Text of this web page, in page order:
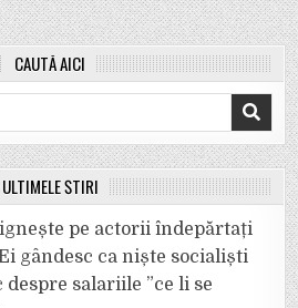
CAUTĂ AICI
ULTIMELE ȘTIRI
pe actorii îndepărtați
gândesc ca niște socialiști
salariile ”ce li se